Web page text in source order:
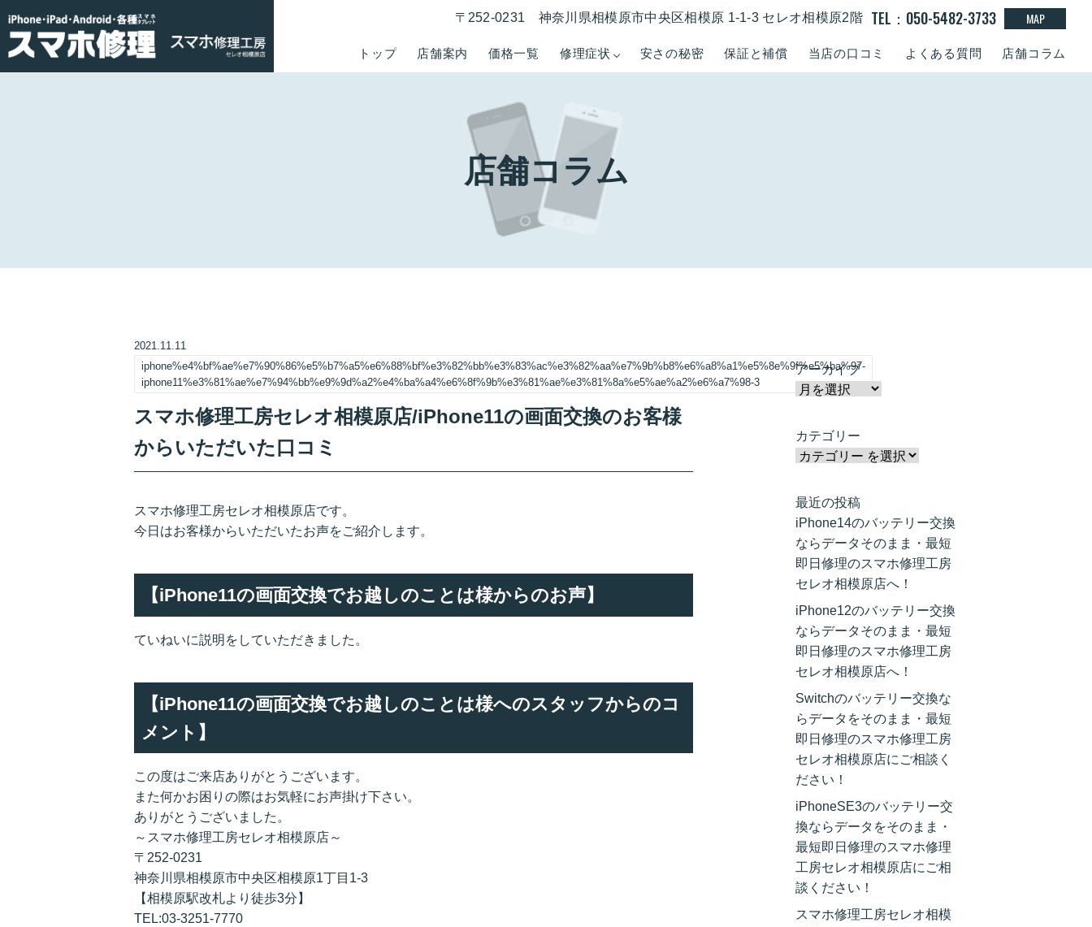
トップ 店舗案内 価格一覧 修理症状 安さの秘密 保証と補償 当店の口コミ よくある質問 店舗コラム
〒252-0231 神奈川県相模原市中央区相模原 1-1-3 セレオ相模原2階 TEL：050-5482-3733 MAP
店舗コラム
2021.11.11
iphone%e4%bf%ae%e7%90%86%e5%b7%a5%e6%88%bf%e3%82%bb%e3%83%ac%e3%82%aa%e7%9b%b8%e6%a8%a1%e5%8e%9f%e5%ba%97-
iphone11%e3%81%ae%e7%94%bb%e9%9d%a2%e4%ba%a4%e6%8f%9b%e3%81%ae%e3%81%8a%e5%ae%a2%e6%a7%98-3
スマホ修理工房セレオ相模原店/iPhone11の画面交換のお客様
からいただいた口コミ
スマホ修理工房セレオ相模原店です。
今日はお客様からいただいたお声をご紹介します。
【iPhone11の画面交換でお越しのことは様からのお声】
ていねいに説明をしていただきました。
【iPhone11の画面交換でお越しのことは様へのスタッフからのコ
メント】
この度はご来店ありがとうございます。
また何かお困りの際はお気軽にお声掛け下さい。
ありがとうございました。
～スマホ修理工房セレオ相模原店～
〒252-0231
神奈川県相模原市中央区相模原1丁目1-3
【相模原駅改札より徒歩3分】
TEL:03-3251-7770
アーカイブ
カテゴリー
最近の投稿
iPhone14のバッテリー交換
ならデータそのまま・最短
即日修理のスマホ修理工房
セレオ相模原店へ！
iPhone12のバッテリー交換
ならデータそのまま・最短
即日修理のスマホ修理工房
セレオ相模原店へ！
Switchのバッテリー交換な
らデータをそのまま・最短
即日修理のスマホ修理工房
セレオ相模原店にご相談く
ださい！
iPhoneSE3のバッテリー交
換ならデータをそのまま・
最短即日修理のスマホ修理
工房セレオ相模原店にご相
談ください！
スマホ修理工房セレオ相模